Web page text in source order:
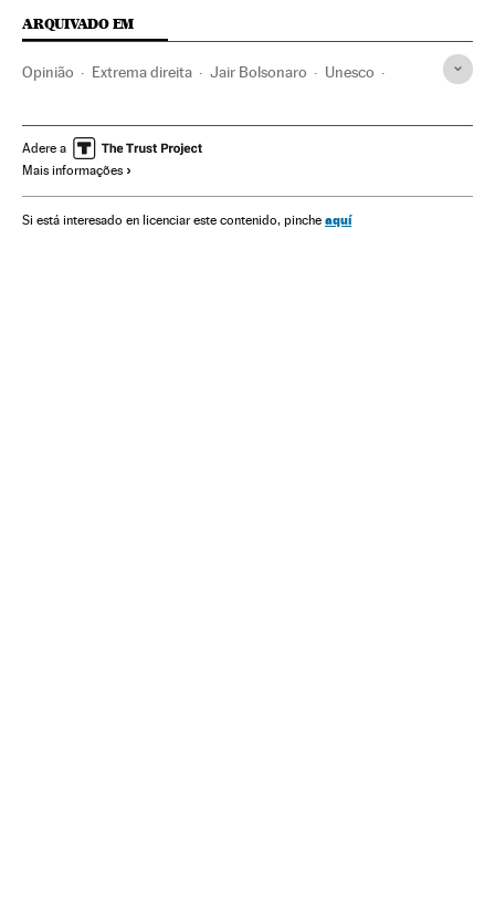
ARQUIVADO EM
Opinião Extrema direita Jair Bolsonaro Unesco
Organizações internacionais
Adere a
Mais informações
Si está interesado en licenciar este contenido, pinche aquí